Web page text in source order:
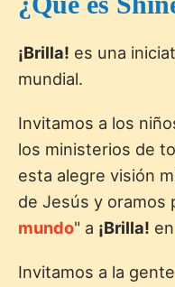
¡Brilla! es una
mundial.
Invitamos a los
los ministerios de
esta alegre visión
de Jesús y oramos
mundo" a ¡Brilla!
Invitamos a la